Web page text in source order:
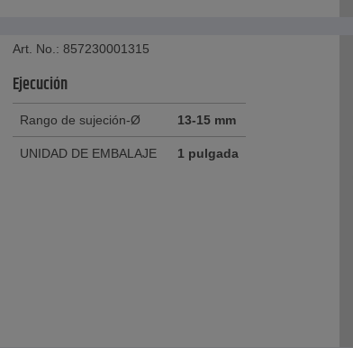
Art. No.: 857230001315
Ejecución
Rango de sujeción-Ø 13-15 mm
UNIDAD DE EMBALAJE 1 pulgada